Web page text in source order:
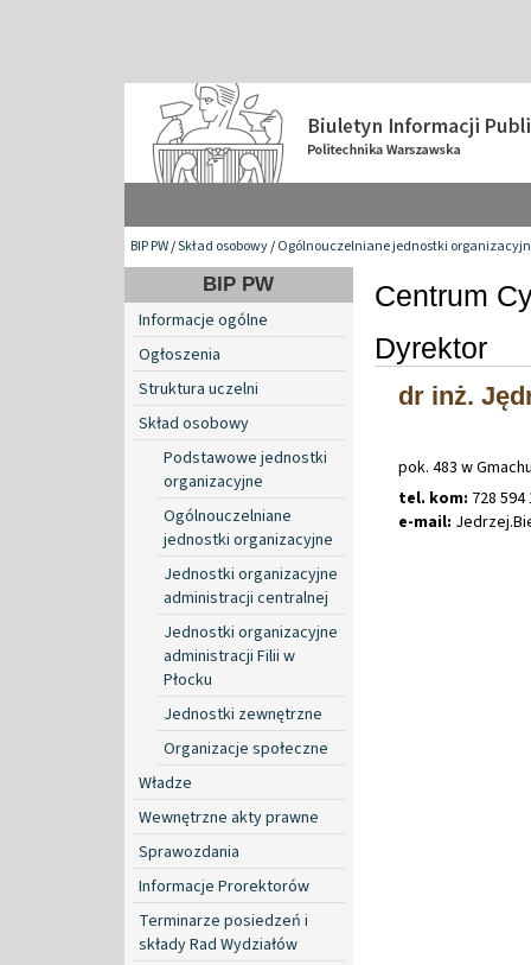
BIP PW/Skład osobowy/Ogólnouczelniane jednostki
BIP PW
Informacje ogólne
Ogłoszenia
Struktura uczelni
Skład osobowy
Podstawowe jednostki
organizacyjne
Ogólnouczelniane
jednostki organizacyjne
Jednostki organizacyjne
administracji centralnej
Jednostki organizacyjne
administracji Filii w
Płocku
Jednostki zewnętrzne
Organizacje społeczne
Władze
Wewnętrzne akty prawne
Sprawozdania
Informacje Prorektorów
Terminarze posiedzeń i
składy Rad Wydziałów
Centrum
Dyrektor
dr inż.
pok. 483 w
tel. kom: 728
e-mail: Jedrzej.